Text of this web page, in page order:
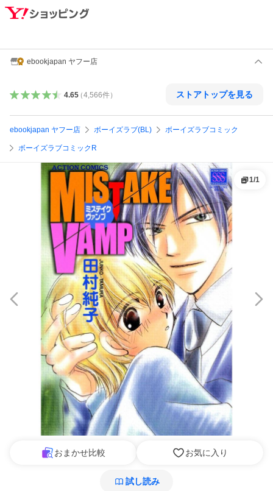
ebookjapan ヤフー店
4.65（4,566件） ストアトップを見る
ebookjapan ヤフー店 ボーイズラブ(BL) ボーイズラブコミック
ボーイズラブコミックR
1/1
おまかせ比較 お気に入り
試し読み